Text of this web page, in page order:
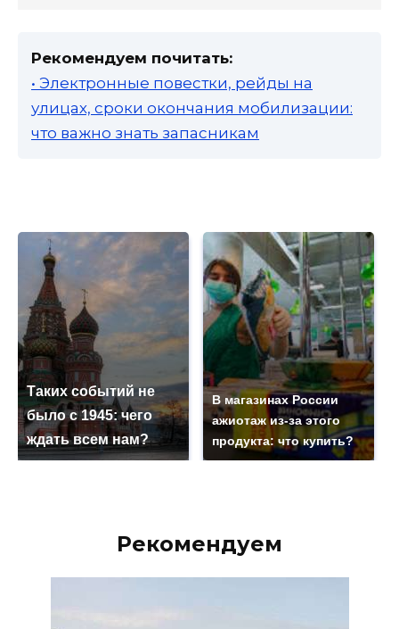
Рекомендуем почитать:
• Электронные повестки, рейды на
улицах, сроки окончания мобилизации:
что важно знать запасникам
Таких событий не
было с 1945: чего
ждать всем нам?
В магазинах России
ажиотаж из-за этого
продукта: что купить?
Рекомендуем